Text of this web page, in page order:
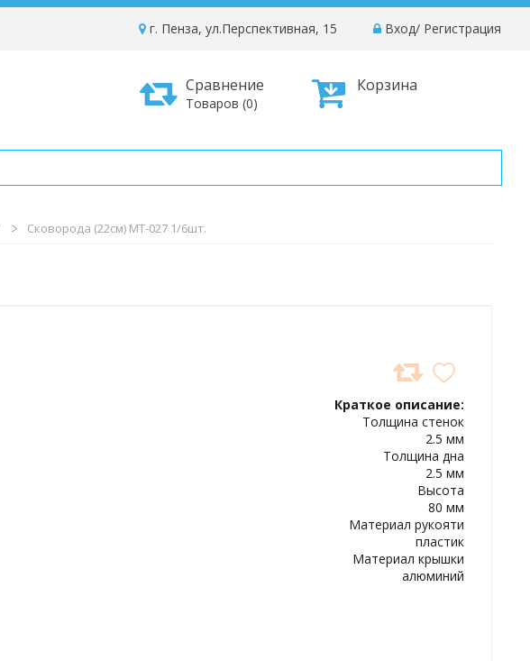
Вход/ Регистрация
г. Пенза, ул.Перспективная, 15
Корзина
Сравнение
Товаров (0)
Сковорода (22см) МТ-027 1/6шт.
Краткое описание:
Толщина стенок
2.5 мм
Толщина дна
2.5 мм
Высота
80 мм
Материал рукояти
пластик
Материал крышки
алюминий